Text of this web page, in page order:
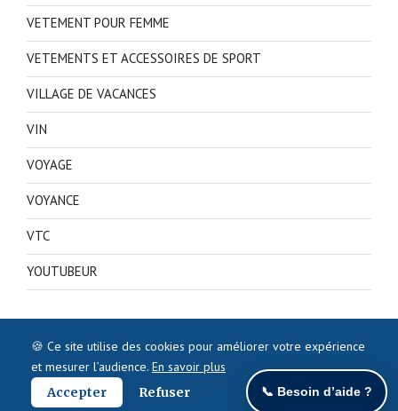
VETEMENT POUR FEMME
VETEMENTS ET ACCESSOIRES DE SPORT
VILLAGE DE VACANCES
VIN
VOYAGE
VOYANCE
VTC
YOUTUBEUR
🍪 Ce site utilise des cookies pour améliorer votre expérience
et mesurer l’audience. En savoir plus
Accepter
Refuser 📞 Besoin d’aide ?